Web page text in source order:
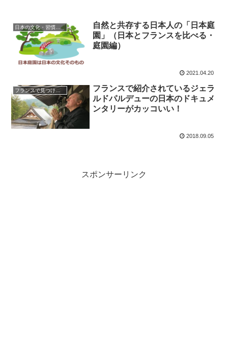
日本の文化・習慣を知る
自然と共存する日本人の「日本庭
園」（日本とフランスを比べる・
庭園編）
2021.04.20
フランスで見つけた日本
フランスで紹介されているジェラ
ルドパルデューの日本のドキュメ
ンタリーがカッコいい！
2018.09.05
スポンサーリンク